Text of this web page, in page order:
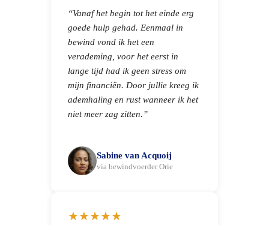
“Vanaf het begin tot het einde erg
goede hulp gehad. Eenmaal in
bewind vond ik het een
verademing, voor het eerst in
lange tijd had ik geen stress om
mijn financiën. Door jullie kreeg ik
ademhaling en rust wanneer ik het
niet meer zag zitten.”
Sabine van Acquoij
via bewindvoerder Orie
★★★★★